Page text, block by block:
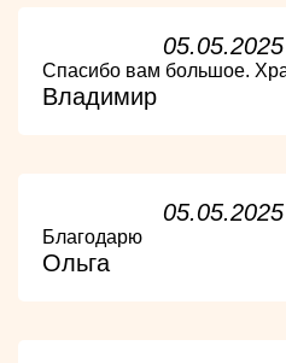
05.05.2025
Спасибо вам большое.
Владимир
05.05.2025
Благодарю
Ольга